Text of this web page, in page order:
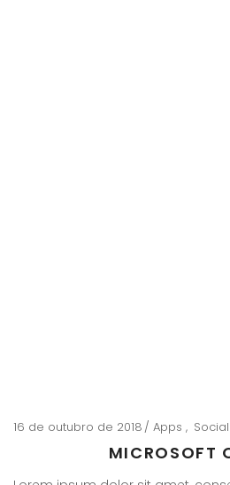
16 de outubro de 2018 Apps Social
MICROSOFT